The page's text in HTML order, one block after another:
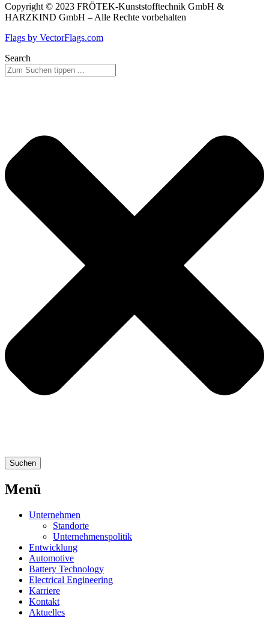
Copyright © 2023 FRÖTEK-Kunststofftechnik GmbH &
HARZKIND GmbH – Alle Rechte vorbehalten
Flags by VectorFlags.com
Search
Suchen
Menü
Unternehmen
Standorte
Unternehmenspolitik
Entwicklung
Automotive
Battery Technology
Electrical Engineering
Karriere
Kontakt
Aktuelles